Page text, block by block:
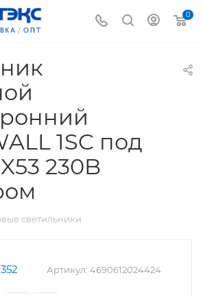
0
1SC под
230B
светильники
Артикул: 4690612024424